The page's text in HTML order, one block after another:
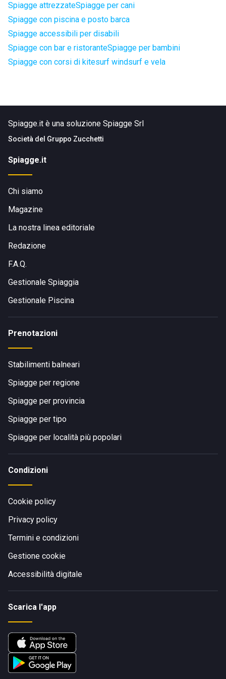
Spiagge attrezzateSpiagge per cani
Spiagge con piscina e posto barca
Spiagge accessibili per disabili
Spiagge con bar e ristoranteSpiagge per bambini
Spiagge con corsi di kitesurf windsurf e vela
Spiagge.it è una soluzione Spiagge Srl
Società del Gruppo Zucchetti
Spiagge.it
Chi siamo
Magazine
La nostra linea editoriale
Redazione
F.A.Q.
Gestionale Spiaggia
Gestionale Piscina
Prenotazioni
Stabilimenti balneari
Spiagge per regione
Spiagge per provincia
Spiagge per tipo
Spiagge per località più popolari
Condizioni
Cookie policy
Privacy policy
Termini e condizioni
Gestione cookie
Accessibilità digitale
Scarica l'app